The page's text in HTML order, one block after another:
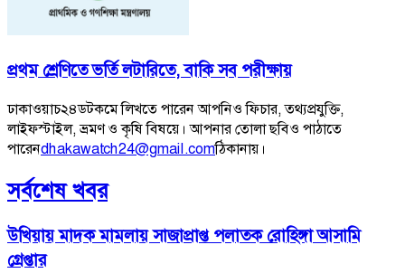
প্রথম শ্রেণিতে ভর্তি লটারিতে, বাকি সব পরীক্ষায়
ঢাকাওয়াচ২৪ডটকমে লিখতে পারেন আপনিও ফিচার, তথ্যপ্রযুক্তি,
লাইফস্টাইল, ভ্রমণ ও কৃষি বিষয়ে। আপনার তোলা ছবিও পাঠাতে
পারেনdhakawatch24@gmail.comঠিকানায়।
সর্বশেষ খবর
উখিয়ায় মাদক মামলায় সাজাপ্রাপ্ত পলাতক রোহিঙ্গা আসামি
গ্রেপ্তার